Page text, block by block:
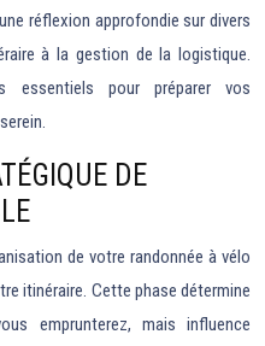
réflexion approfondie sur divers
à la gestion de la logistique.
essentiels pour préparer vos
DE
de votre randonnée à vélo
itinéraire. Cette phase détermine
emprunterez, mais influence